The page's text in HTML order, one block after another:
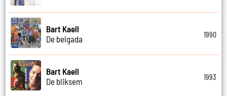
Bart Kaell
De belgada
1990
Bart Kaell
De bliksem
1993